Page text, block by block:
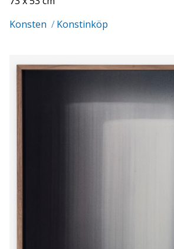
Konsten / Konstinköp